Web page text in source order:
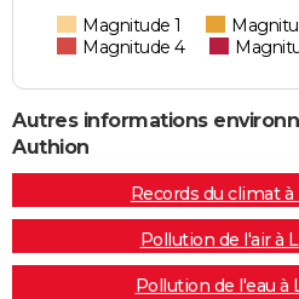
Magnitude 1
Magnitude 4
Autres informations
Authion
Records du climat
Pollution de l'air à
Pollution de l'eau à